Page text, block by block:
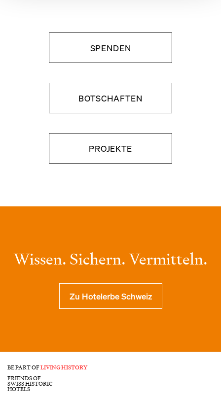
SPENDEN
BOTSCHAFTEN
PROJEKTE
Wissen. Sichern. Vermitteln.
Zu Hotelerbe Schweiz
BE PART OFLIVING HISTORY
FRIENDS OF
SWISS HISTORIC
HOTELS